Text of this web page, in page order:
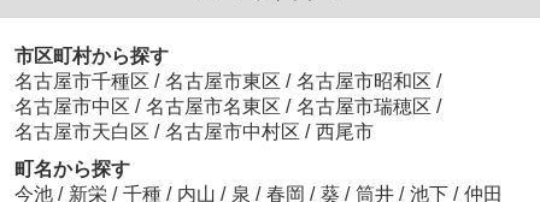
市区町村から探す
名古屋市千種区 / 名古屋市東区 / 名古屋市昭和区 /
名古屋市中区 / 名古屋市名東区 / 名古屋市瑞穂区 /
名古屋市天白区 / 名古屋市中村区 / 西尾市
町名から探す
今池 / 新栄 / 千種 / 内山 / 泉 / 春岡 / 葵 / 筒井 / 池下 / 仲田